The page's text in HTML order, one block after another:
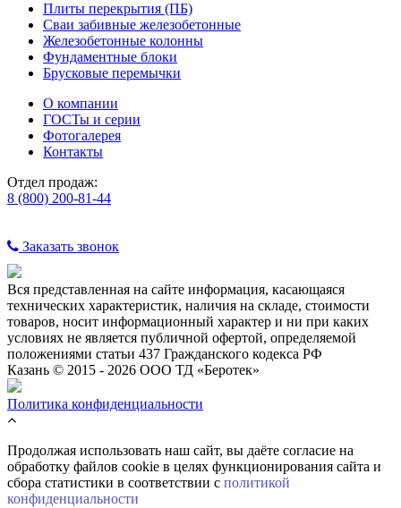
Плиты перекрытия (ПБ)
Сваи забивные железобетонные
Железобетонные колонны
Фундаментные блоки
Брусковые перемычки
О компании
ГОСТы и серии
Фотогалерея
Контакты
Отдел продаж:
8 (800) 200-81-44
Заказать звонок
Вся представленная на сайте информация, касающаяся
технических характеристик, наличия на складе, стоимости
товаров, носит информационный характер и ни при каких
условиях не является публичной офертой, определяемой
положениями статьи 437 Гражданского кодекса РФ
Казань © 2015 - 2026 ООО ТД «Беротек»
Политика конфиденциальности
Продолжая использовать наш сайт, вы даёте согласие на
обработку файлов cookie в целях функционирования сайта и
сбора статистики в соответствии с политикой
конфиденциальности